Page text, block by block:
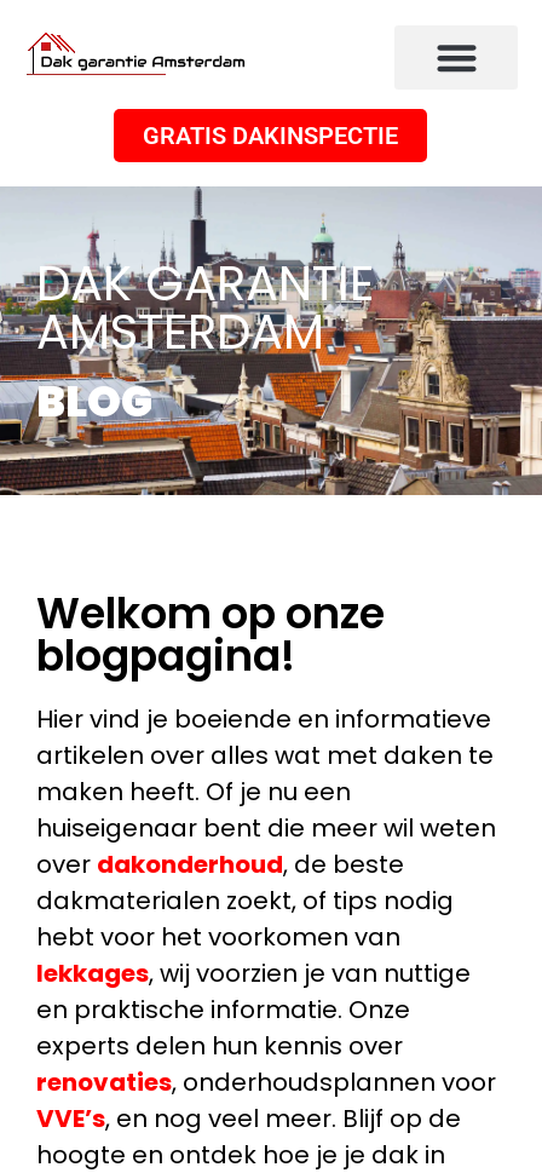
GRATIS DAKINSPECTIE
DAK GARANTIE
AMSTERDAM
BLOG
Welkom op onze
blogpagina!
Hier vind je boeiende en informatieve
artikelen over alles wat met daken te
maken heeft. Of je nu een
huiseigenaar bent die meer wil weten
over dakonderhoud, de beste
dakmaterialen zoekt, of tips nodig
hebt voor het voorkomen van
lekkages, wij voorzien je van nuttige
en praktische informatie. Onze
experts delen hun kennis over
renovaties, onderhoudsplannen voor
VVE’s, en nog veel meer. Blijf op de
hoogte en ontdek hoe je je dak in